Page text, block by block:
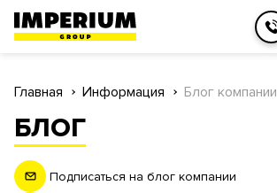
Главная Информация Блог компании
БЛОГ
Подписаться на блог компании